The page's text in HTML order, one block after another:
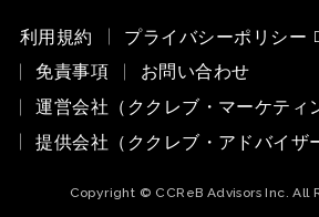
利用規約
プライバシーポリシー
免責事項
お問い合わせ
運営会社（ククレブ・マーケティ
提供会社（ククレブ・アドバイザ
Copyright © CCReB Advisors Inc. All